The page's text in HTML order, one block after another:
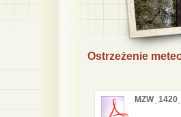
Ostrzeżenie